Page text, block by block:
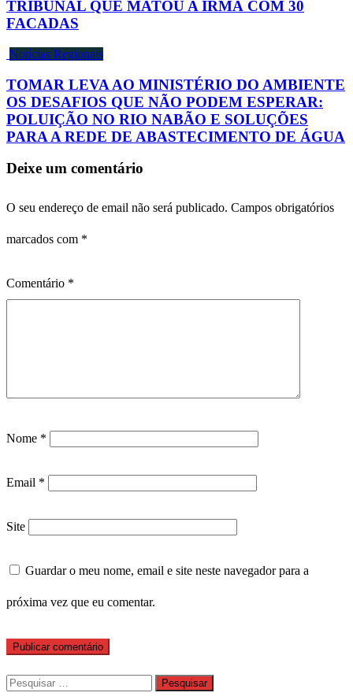
TRIBUNAL QUE MATOU A IRMÃ COM 30
FACADAS
Notícias Regionais
TOMAR LEVA AO MINISTÉRIO DO AMBIENTE
OS DESAFIOS QUE NÃO PODEM ESPERAR:
POLUIÇÃO NO RIO NABÃO E SOLUÇÕES
PARA A REDE DE ABASTECIMENTO DE ÁGUA
Deixe um comentário
O seu endereço de email não será publicado. Campos obrigatórios
marcados com *
Comentário *
Nome *
Email *
Site
Guardar o meu nome, email e site neste navegador para a
próxima vez que eu comentar.
Pesquisar
por: